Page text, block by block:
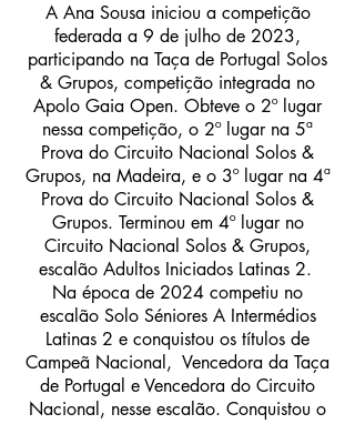
A Ana Sousa iniciou a competição
federada a 9 de julho de 2023,
participando na Taça de Portugal Solos
& Grupos, competição integrada no
Apolo Gaia Open. Obteve o 2º lugar
nessa competição, o 2º lugar na 5ª
Prova do Circuito Nacional Solos &
Grupos, na Madeira, e o 3º lugar na 4ª
Prova do Circuito Nacional Solos &
Grupos. Terminou em 4º lugar no
Circuito Nacional Solos & Grupos,
escalão Adultos Iniciados Latinas 2.
Na época de 2024 competiu no
escalão Solo Séniores A Intermédios
Latinas 2 e conquistou os títulos de
Campeã Nacional, Vencedora da Taça
de Portugal e Vencedora do Circuito
Nacional, nesse escalão. Conquistou o